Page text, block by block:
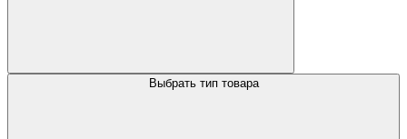
Выбрать тип товара